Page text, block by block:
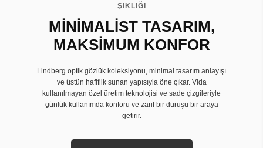
ŞIKLIĞI
MİNİMALİST TASARIM,
MAKSİMUM KONFOR
Lindberg optik gözlük koleksiyonu, minimal tasarım anlayışı
ve üstün hafiflik sunan yapısıyla öne çıkar. Vida
kullanılmayan özel üretim teknolojisi ve sade çizgileriyle
günlük kullanımda konforu ve zarif bir duruşu bir araya
getirir.